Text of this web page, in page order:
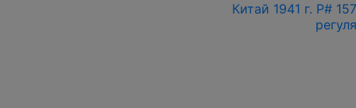
Китай 1941 г. P#